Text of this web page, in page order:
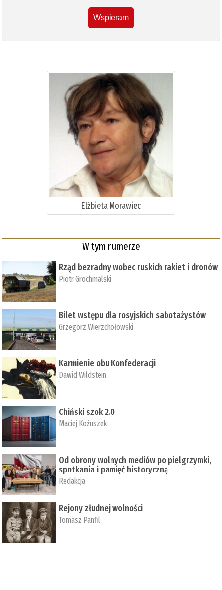
Wspieram
Elżbieta Morawiec
W tym numerze
Rząd bezradny wobec ruskich rakiet i dronów
Piotr Grochmalski
Bilet wstępu dla rosyjskich sabotażystów
Grzegorz Wierzchołowski
Karmienie obu Konfederacji
Dawid Wildstein
Chiński szok 2.0
Maciej Kożuszek
Od obrony wolnych mediów po pielgrzymki,
spotkania i pamięć historyczną
Redakcja
Rejony złudnej wolności
Tomasz Panfil